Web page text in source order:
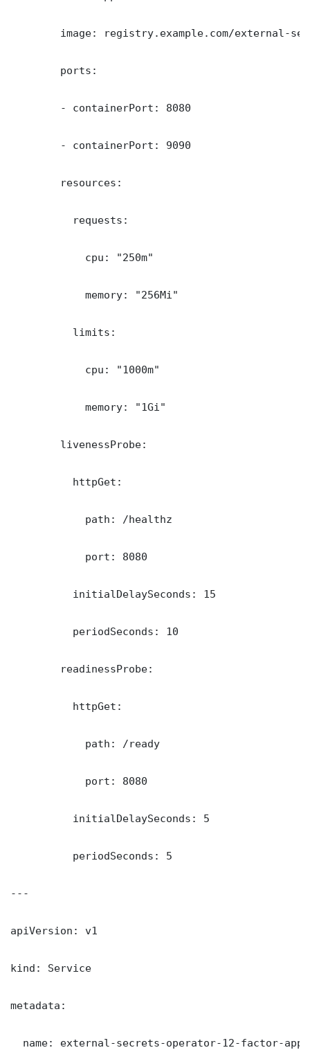
image: registry.example.com/external-
        ports:
        - containerPort: 8080
        - containerPort: 9090
        resources:
          requests:
            cpu: "250m"
            memory: "256Mi"
          limits:
            cpu: "1000m"
            memory: "1Gi"
        livenessProbe:
          httpGet:
            path: /healthz
            port: 8080
          initialDelaySeconds: 15
          periodSeconds: 10
        readinessProbe:
          httpGet:
            path: /ready
            port: 8080
          initialDelaySeconds: 5
          periodSeconds: 5
---
apiVersion: v1
kind: Service
metadata:
  name: external-secrets-operator-12-factor-app